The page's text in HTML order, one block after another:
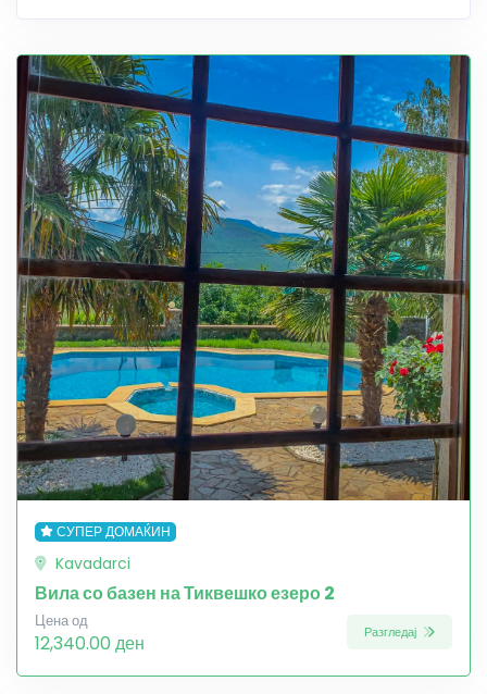
СУПЕР ДОМАЌИН
Kavadarci
Вила со базен на Тиквешко езеро 2
Цена од
12,340.00 ден Разгледај